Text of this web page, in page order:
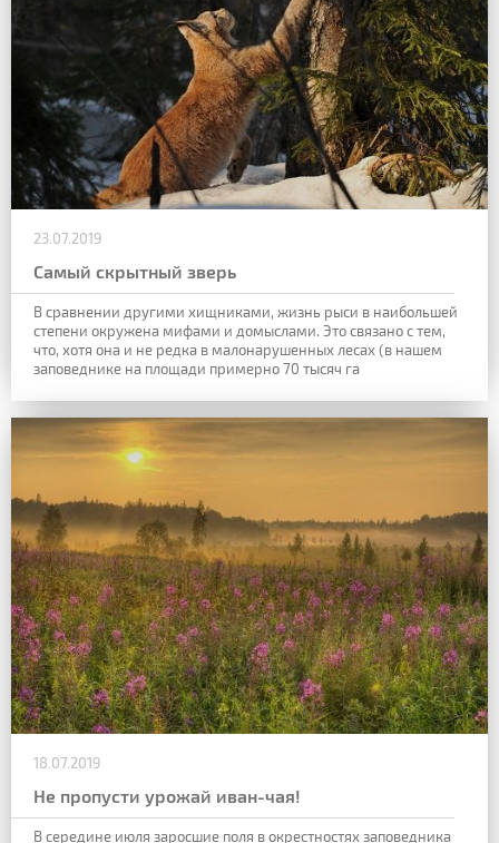
23.07.2019
Самый скрытный зверь
В сравнении другими хищниками, жизнь рыси в наибольшей
степени окружена мифами и домыслами. Это связано с тем,
что, хотя она и не редка в малонарушенных лесах (в нашем
заповеднике на площади примерно 70 тысяч га
18.07.2019
Не пропусти урожай иван-чая!
В середине июля заросшие поля в окрестностях заповедника